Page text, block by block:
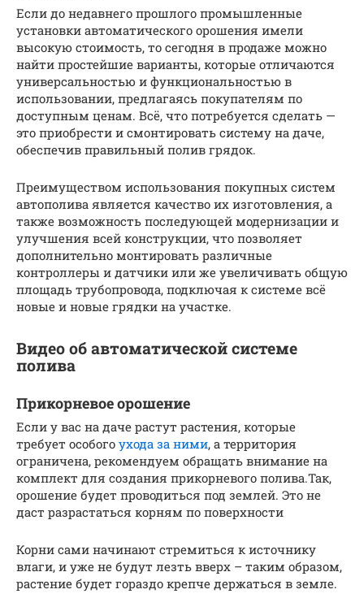
Если до недавнего прошлого промышленные
установки автоматического орошения имели
высокую стоимость, то сегодня в продаже можно
найти простейшие варианты, которые отличаются
универсальностью и функциональностью в
использовании, предлагаясь покупателям по
доступным ценам. Всё, что потребуется сделать —
это приобрести и смонтировать систему на даче,
обеспечив правильный полив грядок.
Преимуществом использования покупных систем
автополива является качество их изготовления, а
также возможность последующей модернизации и
улучшения всей конструкции, что позволяет
дополнительно монтировать различные
контроллеры и датчики или же увеличивать общую
площадь трубопровода, подключая к системе всё
новые и новые грядки на участке.
Видео об автоматической системе
полива
Прикорневое орошение
Если у вас на даче растут растения, которые
требует особого ухода за ними, а территория
ограничена, рекомендуем обращать внимание на
комплект для создания прикорневого полива.Так,
орошение будет проводиться под землей. Это не
даст разрастаться корням по поверхности
Корни сами начинают стремиться к источнику
влаги, и уже не будут лезть вверх – таким образом,
растение будет гораздо крепче держаться в земле.